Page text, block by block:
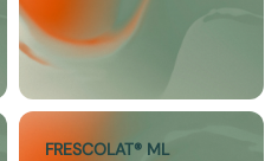
FRESCOLAT® ML